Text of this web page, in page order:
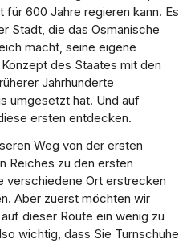
für 600 Jahre regieren kann. Es
Stadt, die das Osmanische
macht, seine eigene
des Staates mit den
Jahrhunderte
umgesetzt hat. Und auf
ersten entdecken.
Weg von der ersten
Reiches zu den ersten
verschiedene Ort erstrecken
Aber zuerst möchten wir
dieser Route ein wenig zu
wichtig, dass Sie Turnschuhe